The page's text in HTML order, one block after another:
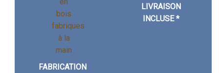
FABRICATION
LIVRAISON
INCLUSE *